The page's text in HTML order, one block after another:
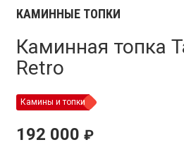
КАМИННЫЕ ТОПКИ
Каминная топка
Retro
Камины и топки
192 000₽